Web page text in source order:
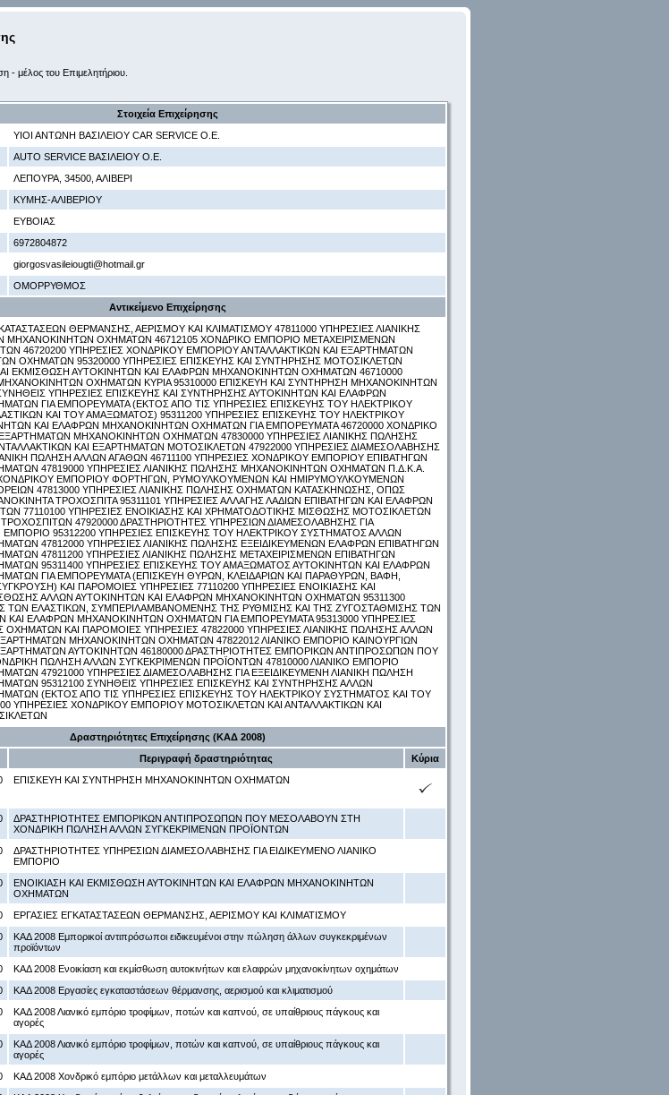
- μέλος του Επιμελητήριου.
Στοιχεία Επιχείρησης
ΥΙΟΙ ΑΝΤΩΝΗ ΒΑΣΙΛΕΙΟΥ CAR SERVICE Ο.Ε.
AUTO SERVICE ΒΑΣΙΛΕΙΟΥ Ο.Ε.
ΛΕΠΟΥΡΑ, 34500, ΑΛΙΒΕΡΙ
ΚΥΜΗΣ-ΑΛΙΒΕΡΙΟΥ
ΕΥΒΟΙΑΣ
6972804872
giorgosvasileiougti@hotmail.gr
ΟΜΟΡΡΥΘΜΟΣ
Αντικείμενο Επιχείρησης
ΘΕΡΜΑΝΣΗΣ, ΑΕΡΙΣΜΟΥ ΚΑΙ ΚΛΙΜΑΤΙΣΜΟΥ 47811000 ΥΠΗΡΕΣΙΕΣ ΛΙΑΝΙΚΗΣ
ΜΗΧΑΝΟΚΙΝΗΤΩΝ ΟΧΗΜΑΤΩΝ 46712105 ΧΟΝΔΡΙΚΟ ΕΜΠΟΡΙΟ ΜΕΤΑΧΕΙΡΙΣΜΕΝΩΝ
46720200 ΥΠΗΡΕΣΙΕΣ ΧΟΝΔΡΙΚΟΥ ΕΜΠΟΡΙΟΥ ΑΝΤΑΛΛΑΚΤΙΚΩΝ ΚΑΙ ΕΞΑΡΤΗΜΑΤΩΝ
ΟΧΗΜΑΤΩΝ 95320000 ΥΠΗΡΕΣΙΕΣ ΕΠΙΣΚΕΥΗΣ ΚΑΙ ΣΥΝΤΗΡΗΣΗΣ ΜΟΤΟΣΙΚΛΕΤΩΝ
ΕΚΜΙΣΘΩΣΗ ΑΥΤΟΚΙΝΗΤΩΝ ΚΑΙ ΕΛΑΦΡΩΝ ΜΗΧΑΝΟΚΙΝΗΤΩΝ ΟΧΗΜΑΤΩΝ 46710000
ΟΧΗΜΑΤΩΝ ΚΥΡΙΑ 95310000 ΕΠΙΣΚΕΥΗ ΚΑΙ ΣΥΝΤΗΡΗΣΗ ΜΗΧΑΝΟΚΙΝΗΤΩΝ
ΥΠΗΡΕΣΙΕΣ ΕΠΙΣΚΕΥΗΣ ΚΑΙ ΣΥΝΤΗΡΗΣΗΣ ΑΥΤΟΚΙΝΗΤΩΝ ΚΑΙ ΕΛΑΦΡΩΝ
ΓΙΑ ΕΜΠΟΡΕΥΜΑΤΑ (ΕΚΤΟΣ ΑΠΟ ΤΙΣ ΥΠΗΡΕΣΙΕΣ ΕΠΙΣΚΕΥΗΣ ΤΟΥ ΗΛΕΚΤΡΙΚΟΥ
ΚΑΙ ΤΟΥ ΑΜΑΞΩΜΑΤΟΣ) 95311200 ΥΠΗΡΕΣΙΕΣ ΕΠΙΣΚΕΥΗΣ ΤΟΥ ΗΛΕΚΤΡΙΚΟΥ
ΚΑΙ ΕΛΑΦΡΩΝ ΜΗΧΑΝΟΚΙΝΗΤΩΝ ΟΧΗΜΑΤΩΝ ΓΙΑ ΕΜΠΟΡΕΥΜΑΤΑ 46720000 ΧΟΝΔΡΙΚΟ
ΜΗΧΑΝΟΚΙΝΗΤΩΝ ΟΧΗΜΑΤΩΝ 47830000 ΥΠΗΡΕΣΙΕΣ ΛΙΑΝΙΚΗΣ ΠΩΛΗΣΗΣ
ΚΑΙ ΕΞΑΡΤΗΜΑΤΩΝ ΜΟΤΟΣΙΚΛΕΤΩΝ 47922000 ΥΠΗΡΕΣΙΕΣ ΔΙΑΜΕΣΟΛΑΒΗΣΗΣ
ΠΩΛΗΣΗ ΑΛΛΩΝ ΑΓΑΘΩΝ 46711100 ΥΠΗΡΕΣΙΕΣ ΧΟΝΔΡΙΚΟΥ ΕΜΠΟΡΙΟΥ ΕΠΙΒΑΤΗΓΩΝ
47819000 ΥΠΗΡΕΣΙΕΣ ΛΙΑΝΙΚΗΣ ΠΩΛΗΣΗΣ ΜΗΧΑΝΟΚΙΝΗΤΩΝ ΟΧΗΜΑΤΩΝ Π.Δ.Κ.Α.
ΧΟΝΔΡΙΚΟΥ ΕΜΠΟΡΙΟΥ ΦΟΡΤΗΓΩΝ, ΡΥΜΟΥΛΚΟΥΜΕΝΩΝ ΚΑΙ ΗΜΙΡΥΜΟΥΛΚΟΥΜΕΝΩΝ
47813000 ΥΠΗΡΕΣΙΕΣ ΛΙΑΝΙΚΗΣ ΠΩΛΗΣΗΣ ΟΧΗΜΑΤΩΝ ΚΑΤΑΣΚΗΝΩΣΗΣ, ΟΠΩΣ
ΤΡΟΧΟΣΠΙΤΑ 95311101 ΥΠΗΡΕΣΙΕΣ ΑΛΛΑΓΗΣ ΛΑΔΙΩΝ ΕΠΙΒΑΤΗΓΩΝ ΚΑΙ ΕΛΑΦΡΩΝ
77110100 ΥΠΗΡΕΣΙΕΣ ΕΝΟΙΚΙΑΣΗΣ ΚΑΙ ΧΡΗΜΑΤΟΔΟΤΙΚΗΣ ΜΙΣΘΩΣΗΣ ΜΟΤΟΣΙΚΛΕΤΩΝ
47920000 ΔΡΑΣΤΗΡΙΟΤΗΤΕΣ ΥΠΗΡΕΣΙΩΝ ΔΙΑΜΕΣΟΛΑΒΗΣΗΣ ΓΙΑ
ΕΜΠΟΡΙΟ 95312200 ΥΠΗΡΕΣΙΕΣ ΕΠΙΣΚΕΥΗΣ ΤΟΥ ΗΛΕΚΤΡΙΚΟΥ ΣΥΣΤΗΜΑΤΟΣ ΑΛΛΩΝ
47812000 ΥΠΗΡΕΣΙΕΣ ΛΙΑΝΙΚΗΣ ΠΩΛΗΣΗΣ ΕΞΕΙΔΙΚΕΥΜΕΝΩΝ ΕΛΑΦΡΩΝ ΕΠΙΒΑΤΗΓΩΝ
47811200 ΥΠΗΡΕΣΙΕΣ ΛΙΑΝΙΚΗΣ ΠΩΛΗΣΗΣ ΜΕΤΑΧΕΙΡΙΣΜΕΝΩΝ ΕΠΙΒΑΤΗΓΩΝ
95311400 ΥΠΗΡΕΣΙΕΣ ΕΠΙΣΚΕΥΗΣ ΤΟΥ ΑΜΑΞΩΜΑΤΟΣ ΑΥΤΟΚΙΝΗΤΩΝ ΚΑΙ ΕΛΑΦΡΩΝ
ΓΙΑ ΕΜΠΟΡΕΥΜΑΤΑ (ΕΠΙΣΚΕΥΗ ΘΥΡΩΝ, ΚΛΕΙΔΑΡΙΩΝ ΚΑΙ ΠΑΡΑΘΥΡΩΝ, ΒΑΦΗ,
ΚΑΙ ΠΑΡΟΜΟΙΕΣ ΥΠΗΡΕΣΙΕΣ 77110200 ΥΠΗΡΕΣΙΕΣ ΕΝΟΙΚΙΑΣΗΣ ΚΑΙ
ΑΛΛΩΝ ΑΥΤΟΚΙΝΗΤΩΝ ΚΑΙ ΕΛΑΦΡΩΝ ΜΗΧΑΝΟΚΙΝΗΤΩΝ ΟΧΗΜΑΤΩΝ 95311300
ΤΩΝ ΕΛΑΣΤΙΚΩΝ, ΣΥΜΠΕΡΙΛΑΜΒΑΝΟΜΕΝΗΣ ΤΗΣ ΡΥΘΜΙΣΗΣ ΚΑΙ ΤΗΣ ΖΥΓΟΣΤΑΘΜΙΣΗΣ ΤΩΝ
ΚΑΙ ΕΛΑΦΡΩΝ ΜΗΧΑΝΟΚΙΝΗΤΩΝ ΟΧΗΜΑΤΩΝ ΓΙΑ ΕΜΠΟΡΕΥΜΑΤΑ 95313000 ΥΠΗΡΕΣΙΕΣ
ΟΧΗΜΑΤΩΝ ΚΑΙ ΠΑΡΟΜΟΙΕΣ ΥΠΗΡΕΣΙΕΣ 47822000 ΥΠΗΡΕΣΙΕΣ ΛΙΑΝΙΚΗΣ ΠΩΛΗΣΗΣ ΑΛΛΩΝ
ΜΗΧΑΝΟΚΙΝΗΤΩΝ ΟΧΗΜΑΤΩΝ 47822012 ΛΙΑΝΙΚΟ ΕΜΠΟΡΙΟ ΚΑΙΝΟΥΡΓΙΩΝ
ΑΥΤΟΚΙΝΗΤΩΝ 46180000 ΔΡΑΣΤΗΡΙΟΤΗΤΕΣ ΕΜΠΟΡΙΚΩΝ ΑΝΤΙΠΡΟΣΩΠΩΝ ΠΟΥ
ΠΩΛΗΣΗ ΑΛΛΩΝ ΣΥΓΚΕΚΡΙΜΕΝΩΝ ΠΡΟΪΟΝΤΩΝ 47810000 ΛΙΑΝΙΚΟ ΕΜΠΟΡΙΟ
47921000 ΥΠΗΡΕΣΙΕΣ ΔΙΑΜΕΣΟΛΑΒΗΣΗΣ ΓΙΑ ΕΞΕΙΔΙΚΕΥΜΕΝΗ ΛΙΑΝΙΚΗ ΠΩΛΗΣΗ
95312100 ΣΥΝΗΘΕΙΣ ΥΠΗΡΕΣΙΕΣ ΕΠΙΣΚΕΥΗΣ ΚΑΙ ΣΥΝΤΗΡΗΣΗΣ ΑΛΛΩΝ
(ΕΚΤΟΣ ΑΠΟ ΤΙΣ ΥΠΗΡΕΣΙΕΣ ΕΠΙΣΚΕΥΗΣ ΤΟΥ ΗΛΕΚΤΡΙΚΟΥ ΣΥΣΤΗΜΑΤΟΣ ΚΑΙ ΤΟΥ
ΥΠΗΡΕΣΙΕΣ ΧΟΝΔΡΙΚΟΥ ΕΜΠΟΡΙΟΥ ΜΟΤΟΣΙΚΛΕΤΩΝ ΚΑΙ ΑΝΤΑΛΛΑΚΤΙΚΩΝ ΚΑΙ
Δραστηριότητες Επιχείρησης (ΚΑΔ 2008)
Περιγραφή δραστηριότητας
Κύρια
ΕΠΙΣΚΕΥΗ ΚΑΙ ΣΥΝΤΗΡΗΣΗ ΜΗΧΑΝΟΚΙΝΗΤΩΝ ΟΧΗΜΑΤΩΝ
ΔΡΑΣΤΗΡΙΟΤΗΤΕΣ ΕΜΠΟΡΙΚΩΝ ΑΝΤΙΠΡΟΣΩΠΩΝ ΠΟΥ ΜΕΣΟΛΑΒΟΥΝ ΣΤΗ
ΧΟΝΔΡΙΚΗ ΠΩΛΗΣΗ ΑΛΛΩΝ ΣΥΓΚΕΚΡΙΜΕΝΩΝ ΠΡΟΪΟΝΤΩΝ
ΔΡΑΣΤΗΡΙΟΤΗΤΕΣ ΥΠΗΡΕΣΙΩΝ ΔΙΑΜΕΣΟΛΑΒΗΣΗΣ ΓΙΑ ΕΙΔΙΚΕΥΜΕΝΟ ΛΙΑΝΙΚΟ
ΕΜΠΟΡΙΟ
ΕΝΟΙΚΙΑΣΗ ΚΑΙ ΕΚΜΙΣΘΩΣΗ ΑΥΤΟΚΙΝΗΤΩΝ ΚΑΙ ΕΛΑΦΡΩΝ ΜΗΧΑΝΟΚΙΝΗΤΩΝ
ΟΧΗΜΑΤΩΝ
ΕΡΓΑΣΙΕΣ ΕΓΚΑΤΑΣΤΑΣΕΩΝ ΘΕΡΜΑΝΣΗΣ, ΑΕΡΙΣΜΟΥ ΚΑΙ ΚΛΙΜΑΤΙΣΜΟΥ
ΚΑΔ 2008 Εμπορικοί αντιπρόσωποι ειδικευμένοι στην πώληση άλλων συγκεκριμένων
προϊόντων
ΚΑΔ 2008 Ενοικίαση και εκμίσθωση αυτοκινήτων και ελαφρών μηχανοκίνητων οχημάτων
ΚΑΔ 2008 Εργασίες εγκαταστάσεων θέρμανσης, αερισμού και κλιματισμού
ΚΑΔ 2008 Λιανικό εμπόριο τροφίμων, ποτών και καπνού, σε υπαίθριους πάγκους και
αγορές
ΚΑΔ 2008 Λιανικό εμπόριο τροφίμων, ποτών και καπνού, σε υπαίθριους πάγκους και
αγορές
ΚΑΔ 2008 Χονδρικό εμπόριο μετάλλων και μεταλλευμάτων